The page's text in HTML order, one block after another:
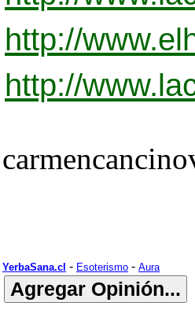
http://
http://
YerbaSana.cl - Esoterismo - Aura